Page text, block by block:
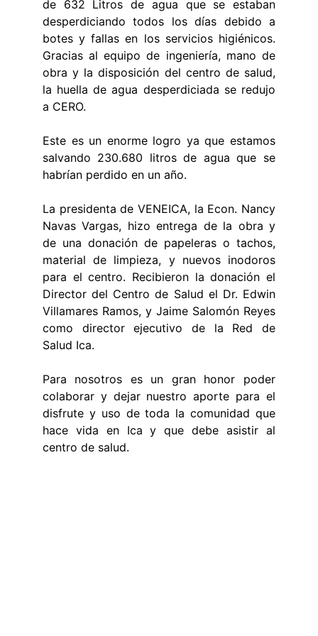
de 632 Litros de agua que se estaban
desperdiciando todos los días debido a
botes y fallas en los servicios higiénicos.
Gracias al equipo de ingeniería, mano de
obra y la disposición del centro de salud,
la huella de agua desperdiciada se redujo
a CERO.
Este es un enorme logro ya que estamos
salvando 230.680 litros de agua que se
habrían perdido en un año.
La presidenta de VENEICA, la Econ. Nancy
Navas Vargas, hizo entrega de la obra y
de una donación de papeleras o tachos,
material de limpieza, y nuevos inodoros
para el centro. Recibieron la donación el
Director del Centro de Salud el Dr. Edwin
Villamares Ramos, y Jaime Salomón Reyes
como director ejecutivo de la Red de
Salud Ica.
Para nosotros es un gran honor poder
colaborar y dejar nuestro aporte para el
disfrute y uso de toda la comunidad que
hace vida en Ica y que debe asistir al
centro de salud.